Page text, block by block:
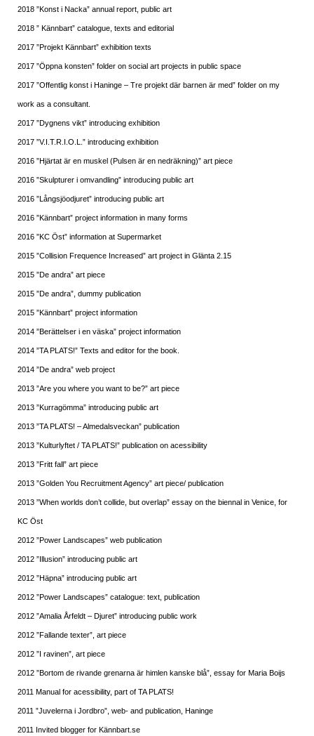
2018 ”Konst i Nacka” annual report, public art
2018 ” Kännbart” catalogue, texts and editorial
2017 ”Projekt Kännbart” exhibition texts
2017 ”Öppna konsten” folder on social art projects in public space
2017 ”Offentlig konst i Haninge – Tre projekt där barnen är med” folder on my
work as a consultant.
2017 ”Dygnens vikt” introducing exhibition
2017 ”V.I.T.R.I.O.L.” introducing exhibition
2016 ”Hjärtat är en muskel (Pulsen är en nedräkning)” art piece
2016 ”Skulpturer i omvandling” introducing public art
2016 ”Långsjöodjuret” introducing public art
2016 ”Kännbart” project information in many forms
2016 ”KC Öst” information at Supermarket
2015 ”Collision Frequence Increased” art project in Glänta 2.15
2015 ”De andra” art piece
2015 ”De andra”, dummy publication
2015 ”Kännbart” project information
2014 ”Berättelser i en väska” project information
2014 ”TA PLATS!” Texts and editor for the book.
2014 ”De andra” web project
2013 ”Are you where you want to be?” art piece
2013 ”Kurragömma” introducing public art
2013 ”TA PLATS! – Almedalsveckan” publication
2013 ”Kulturlyftet / TA PLATS!” publication on acessibility
2013 ”Fritt fall” art piece
2013 ”Golden You Recruitment Agency” art piece/ publication
2013 ”When worlds don’t collide, but overlap” essay on the biennal in Venice, for
KC Öst
2012 ”Power Landscapes” web publication
2012 ”Illusion” introducing public art
2012 ”Häpna” introducing public art
2012 ”Power Landscapes” catalogue: text, publication
2012 ”Amalia Årfeldt – Djuret” introducing public work
2012 ”Fallande texter”, art piece
2012 ”I ravinen”, art piece
2012 ”Bortom de rivande grenarna är himlen kanske blå”, essay for Maria Boijs
2011 Manual for acessibility, part of TA PLATS!
2011 ”Juvelerna i Jordbro”, web- and publication, Haninge
2011 Invited blogger for Kännbart.se